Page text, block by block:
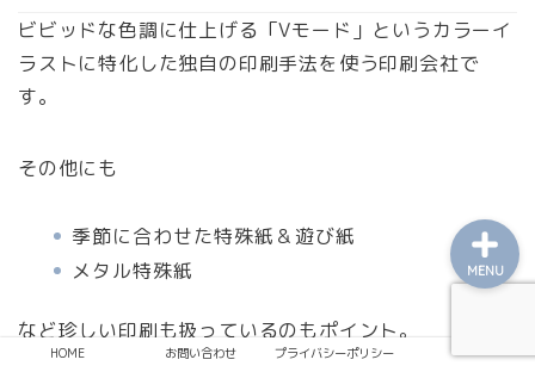
ビビッドな色調に仕上げる「Vモード」というカラーイ
ラストに特化した独自の印刷手法を使う印刷会社で
す。
その他にも
季節に合わせた特殊紙＆遊び紙
メタル特殊紙
など珍しい印刷も扱っているのもポイント。
HOME お問い合わせ プライバシーポリシー
MENU
趣味